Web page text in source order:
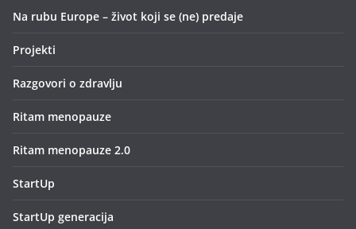
Na rubu Europe – život koji se (ne) predaje
Projekti
Razgovori o zdravlju
Ritam menopauze
Ritam menopauze 2.0
StartUp
StartUp generacija